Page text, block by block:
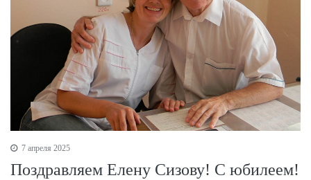
7 апреля 2025
Поздравляем Елену Сизову! С юбилеем!